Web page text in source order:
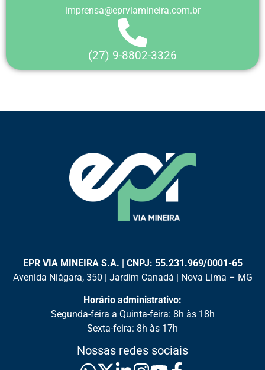
imprensa@eprviamineira.com.br
(27) 9-8802-3326
EPR VIA MINEIRA S.A. | CNPJ: 55.231.969/0001-65
Avenida Niágara, 350 | Jardim Canadá | Nova Lima – MG
Horário administrativo:
Segunda-feira a Quinta-feira: 8h às 18h
Sexta-feira: 8h às 17h
Nossas redes sociais